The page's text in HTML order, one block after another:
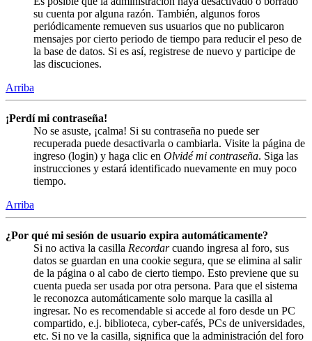
su cuenta por alguna razón. También, algunos foros
periódicamente remueven sus usuarios que no publicaron
mensajes por cierto periodo de tiempo para reducir el peso de
la base de datos. Si es así, registrese de nuevo y participe de
las discuciones.
Arriba
¡Perdí mi contraseña!
No se asuste, ¡calma! Si su contraseña no puede ser
recuperada puede desactivarla o cambiarla. Visite la página de
ingreso (login) y haga clic en Olvidé mi contraseña. Siga las
instrucciones y estará identificado nuevamente en muy poco
tiempo.
Arriba
¿Por qué mi sesión de usuario expira automáticamente?
Si no activa la casilla Recordarcuando ingresa al foro, sus
datos se guardan en una cookie segura, que se elimina al salir
de la página o al cabo de cierto tiempo. Esto previene que su
cuenta pueda ser usada por otra persona. Para que el sistema
le reconozca automáticamente solo marque la casilla al
ingresar. No es recomendable si accede al foro desde un PC
compartido, e.j. biblioteca, cyber-cafés, PCs de universidades,
etc. Si no ve la casilla, significa que la administración del foro